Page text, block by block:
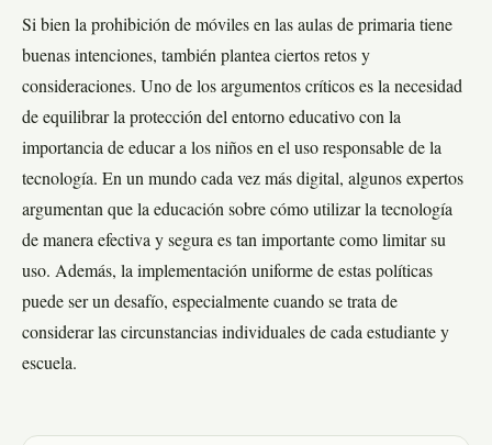
Si bien la prohibición de móviles en las aulas de primaria tiene
buenas intenciones, también plantea ciertos retos y
consideraciones. Uno de los argumentos críticos es la necesidad
de equilibrar la protección del entorno educativo con la
importancia de educar a los niños en el uso responsable de la
tecnología. En un mundo cada vez más digital, algunos expertos
argumentan que la educación sobre cómo utilizar la tecnología
de manera efectiva y segura es tan importante como limitar su
uso. Además, la implementación uniforme de estas políticas
puede ser un desafío, especialmente cuando se trata de
considerar las circunstancias individuales de cada estudiante y
escuela.